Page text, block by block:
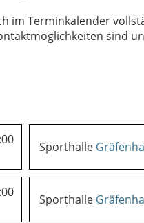
im Terminkalender
sind
Sporthalle
Sporthalle